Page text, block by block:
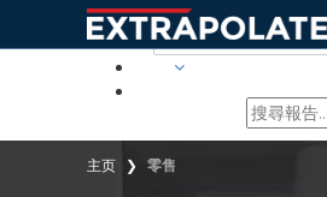
主页 零售